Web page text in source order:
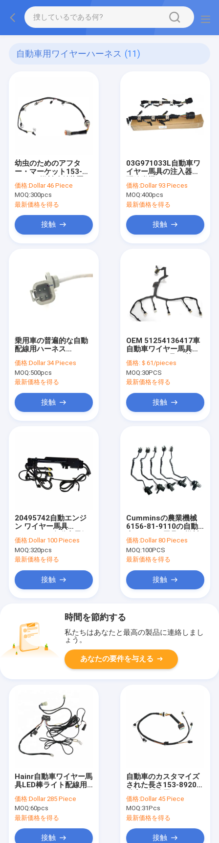
自動車用ワイヤーハーネス (11)
幼虫のためのアフタ
ー・マーケット153-
配線用ハーネス
価格:Dollar 46 Piece
MOQ:300pcs
最新価格を得る
接触
03G971033L自動車ワ
イヤー馬具の注入器の
価格:Dollar 93 Pieces
MOQ:400pcs
最新価格を得る
接触
乗用車の普遍的な自動
配線用ハーネス
価格:Dollar 34 Pieces
MOQ:500pcs
最新価格を得る
接触
OEM 51254136417車
自動車ワイヤー馬具の
価格: ＄61/pieces
MOQ:30PCS
最新価格を得る
接触
20495742自動エンジ
ン ワイヤー馬具
馬具
価格:Dollar 100 Pieces
MOQ:320pcs
最新価格を得る
接触
Cumminsの農業機械
6156-81-9110の自動
噴射装置ケーブル
価格:Dollar 80 Pieces
MOQ:100PCS
最新価格を得る
接触
時間を節約する
私たちはあなたと最高の製品に連絡しまし
ょう。
あなたの要件を与える
Hainr自動車ワイヤー馬
具LED棒ライト配線用
価格:Dollar 285 Piece
MOQ:60pcs
最新価格を得る
接触
自動車のカスタマイズ
された長さ153-8920自
価格:Dollar 45 Piece
MOQ:31Pcs
最新価格を得る
接触